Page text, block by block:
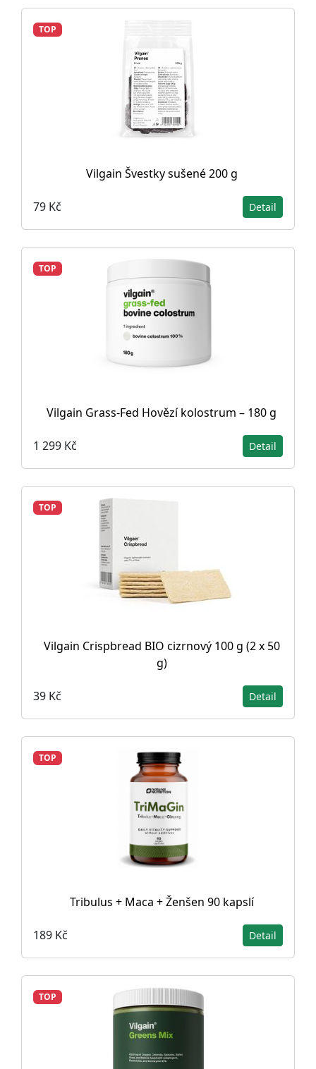
TOP
Vilgain Švestky sušené 200 g
79 Kč Detail
TOP
Vilgain Grass-Fed Hovězí kolostrum – 180 g
1 299 Kč Detail
TOP
Vilgain Crispbread BIO cizrnový 100 g (2 x 50
g)
39 Kč Detail
TOP
Tribulus + Maca + Ženšen 90 kapslí
189 Kč Detail
TOP